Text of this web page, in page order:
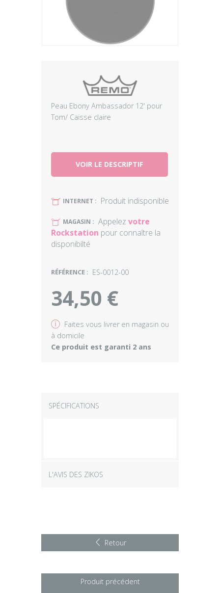
Peau Ebony Ambassador 12' pour
Tom/ Caisse claire
VOIR LE DESCRIPTIF
U INTERNET : Produit indisponible
U MAGASIN : Appelez votre
Rockstation pour connaître la
disponibilté
RÉFÉRENCE : ES-0012-00
34,50 €
v Faites vous livrer en magasin ou
à domicile
Ce produit est garanti 2 ans
SPÉCIFICATIONS
L'AVIS DES ZIKOS
Retour
Produit précédent